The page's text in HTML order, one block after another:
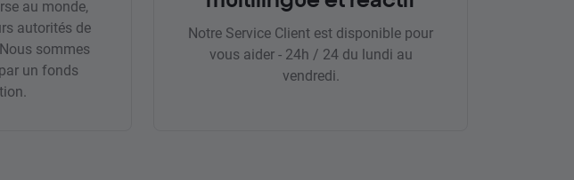
au monde,
autorités de
sommes
un fonds
Notre Service Client est disponible pour
vous aider - 24h / 24 du lundi au
vendredi.